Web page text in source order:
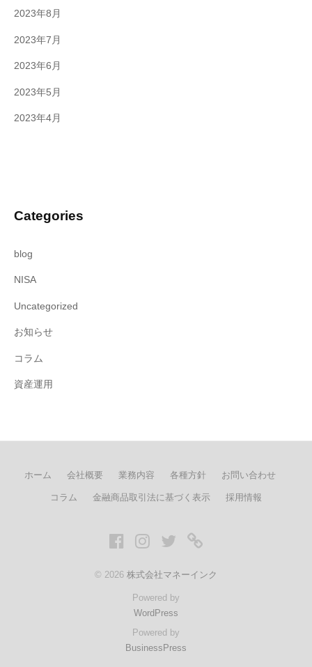
2023年8月
2023年7月
2023年6月
2023年5月
2023年4月
Categories
blog
NISA
Uncategorized
お知らせ
コラム
資産運用
ホーム 会社概要 業務内容 各種方針 お問い合わせ
コラム 金融商品取引法に基づく表示 採用情報
FacebookInstagram
twitter
© 2026 株式会社マネーインク
Powered by
WordPress
Powered by
BusinessPress